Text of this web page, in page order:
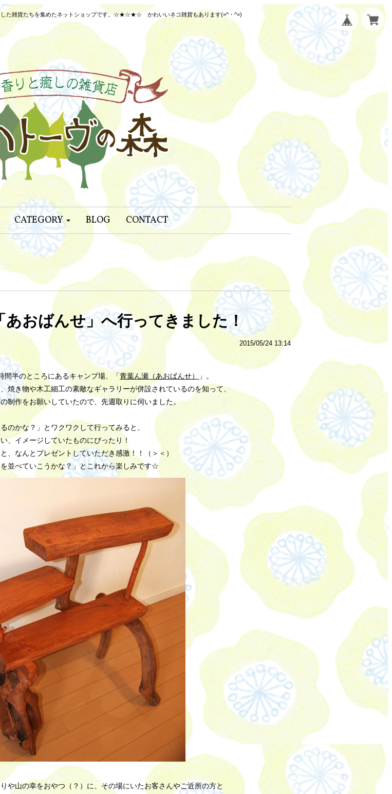
た雑貨たちを集めたネットショップです。☆★☆★☆ かわいいネコ雑貨もあります(=^・^=)
CATEGORY BLOG CONTACT
あおばんせ」へ行ってきました！
2015/05/24 13:14
間半のところにあるキャンプ場、「青葉ん瀬（あおばんせ）
」。
焼き物や木工細工の素敵なギャラリーが併設されているのを知って、
制作をお願いしていたので、先週取りに伺いました。
のかな？」とワクワクして行ってみると、
、イメージしていたものにぴったり！
、なんとプレゼントしていただき感激！！（＞＜）
を並べていこうかな？」とこれから楽しみです☆
や山の幸をおやつ（？）に、その場にいたお客さんやご近所の方と